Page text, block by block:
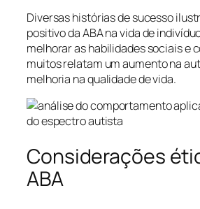
Diversas histórias de sucesso
positivo da ABA na vida de
melhorar as habilidades sociais e
muitos relatam um aumento na
melhoria na qualidade de vida.
Considerações
ABA